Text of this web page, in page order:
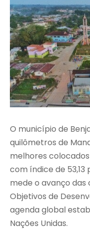
O município de
quilômetros de
melhores
com índice de 53,13
mede o avanço das
Objetivos de
agenda global
Nações Unidas.